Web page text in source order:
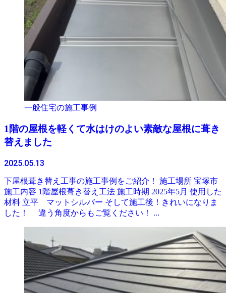
一般住宅の施工事例
1階の屋根を軽くて水はけのよい素敵な屋根に葺き
替えました
2025.05.13
下屋根葺き替え工事の施工事例をご紹介！ 施工場所 宝塚市
施工内容 1階屋根葺き替え工法 施工時期 2025年5月 使用した
材料 立平 マットシルバー そして施工後！きれいになりま
した！ 違う角度からもご覧ください！ ...